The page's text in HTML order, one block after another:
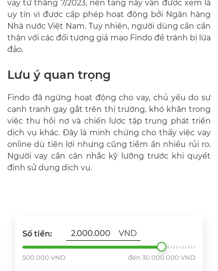
vay từ tháng 7/2023, nền tảng này vẫn được xem là
uy tín vì được cấp phép hoạt động bởi Ngân hàng
Nhà nước Việt Nam. Tuy nhiên, người dùng cần cẩn
thận với các đối tượng giả mạo Findo để tránh bị lừa
đảo.
Lưu ý quan trọng
Findo đã ngừng hoạt động cho vay, chủ yếu do sự
cạnh tranh gay gắt trên thị trường, khó khăn trong
việc thu hồi nợ và chiến lược tập trung phát triển
dịch vụ khác. Đây là minh chứng cho thấy việc vay
online dù tiện lợi nhưng cũng tiềm ẩn nhiều rủi ro.
Người vay cần cân nhắc kỹ lưỡng trước khi quyết
định sử dụng dịch vụ.
Số tiền: VND
500.000 VND đến 30.000.000 VND